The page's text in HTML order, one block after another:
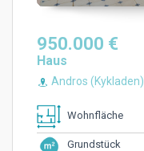
950.000 €
Haus
Andros (Kykladen)
Wohnfläche
Grundstück